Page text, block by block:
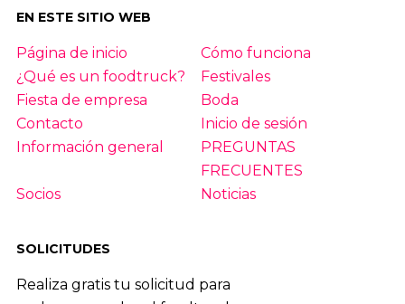
EN ESTE SITIO WEB
Página de inicio
Cómo funciona
¿Qué es un foodtruck?
Festivales
Fiesta de empresa
Boda
Contacto
Inicio de sesión
Información general
PREGUNTAS
FRECUENTES
Socios
Noticias
SOLICITUDES
Realiza gratis tu solicitud para